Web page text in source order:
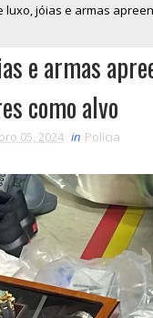
luxo, jóias e armas
e armas
como alvo
05, 2024 in Polícia